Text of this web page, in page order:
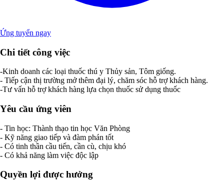
Ứng tuyển ngay
Chi tiết công việc
-Kinh doanh các loại thuốc thú y Thủy sản, Tôm giống.
- Tiếp cận thị trường mở thêm đại lý, chăm sóc hỗ trợ khách hàng.
-Tư vấn hỗ trợ khách hàng lựa chọn thuốc sử dụng thuốc
Yêu cầu ứng viên
- Tin học: Thành thạo tin học Văn Phòng
- Kỹ năng giao tiếp và đàm phán tốt
- Có tinh thần cầu tiến, cần cù, chịu khó
- Có khả năng làm việc độc lập
Quyền lợi được hưởng